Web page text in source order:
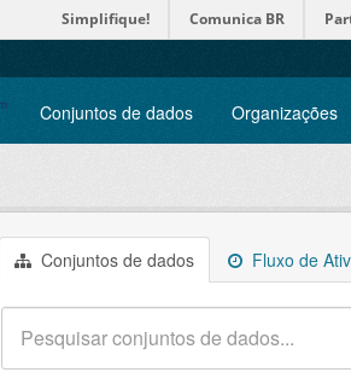
Simplifique! Comunica BR
Conjuntos de dados Organizações
Conjuntos de dados Fluxo de